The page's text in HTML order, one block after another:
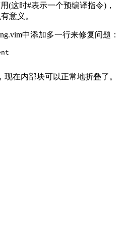
(这时#表示一个预编译指令)，
意义。
中添加多一行来修复问题：
现在内部块可以正常地折叠了。